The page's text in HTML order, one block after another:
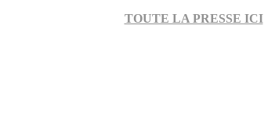
TOUTE LA PRESSE ICI